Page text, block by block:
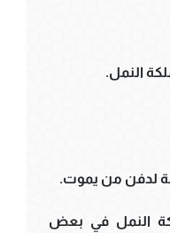
النمل.
لدفن من يموت.
النمل في بعض